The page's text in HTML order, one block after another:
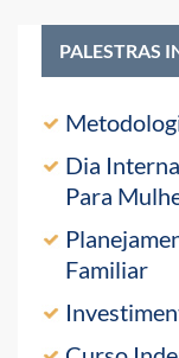
PALESTRAS
Dia
Para
Familiar